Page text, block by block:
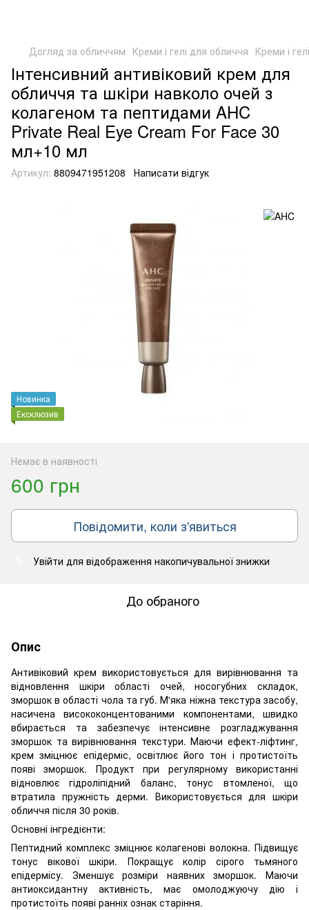
Догляд за обличчям Креми і гелі для обличчя Креми і
Інтенсивний антивіковий крем для
обличчя та шкіри навколо очей з
колагеном та пептидами AHC
Private Real Eye Cream For Face 30
мл+10 мл
Артикул: 8809471951208 Написати відгук
Новинка
Ексклюзив
Немає в наявності
600 грн
Повідомити, коли з'явиться
Увійти для відображення накопичувальної знижки
До обраного
Опис
Антивіковий крем використовується для вирівнювання та
відновлення шкіри області очей, носогубних складок,
зморшок в області чола та губ. М'яка ніжна текстура засобу,
насичена висококонцентованими компонентами, швидко
вбирається та забезпечує інтенсивне розгладжування
зморшок та вирівнювання текстури. Маючи ефект-ліфтинг,
крем зміцнює епідерміс, освітлює його тон і протистоїть
появі зморшок. Продукт при регулярному використанні
відновлює гідроліпідний баланс, тонус втомленої, що
втратила пружність дерми. Використовується для шкіри
обличчя після 30 років.
Основні інгредієнти:
Пептидний комплекс зміцнює колагенові волокна. Підвищує
тонус вікової шкіри. Покращує колір сірого тьмяного
епідермісу. Зменшує розміри наявних зморшок. Маючи
антиоксидантну активність, має омолоджуючу дію і
протистоїть появі ранніх ознак старіння.